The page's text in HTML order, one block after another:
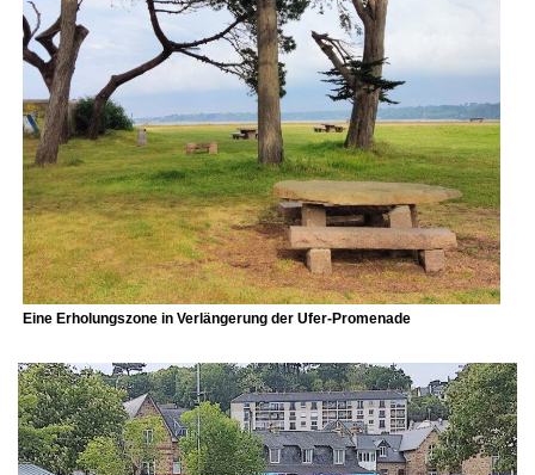
Eine Erholungszone in Verlängerung der Ufer-Promenade